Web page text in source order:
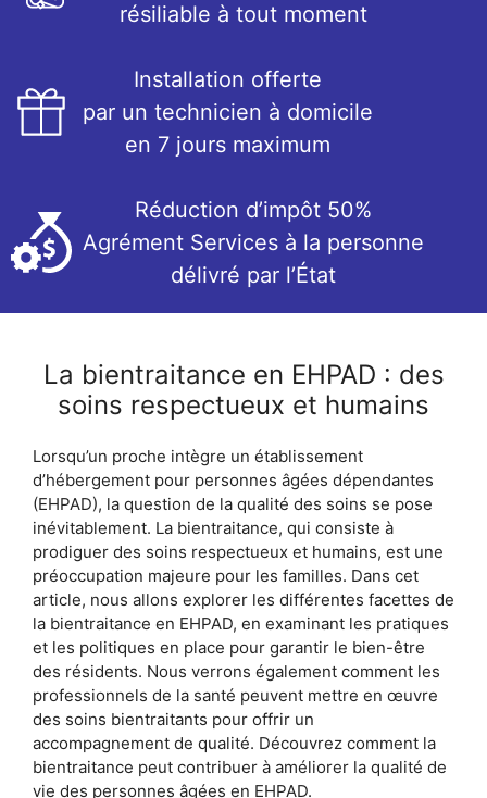
résiliable à tout moment
Installation offerte
par un technicien à domicile
en 7 jours maximum
Réduction d’impôt 50%
Agrément Services à la personne
délivré par l’État
La bientraitance en EHPAD : des
soins respectueux et humains
Lorsqu’un proche intègre un établissement
d’hébergement pour personnes âgées dépendantes
(EHPAD), la question de la qualité des soins se pose
inévitablement. La bientraitance, qui consiste à
prodiguer des soins respectueux et humains, est une
préoccupation majeure pour les familles. Dans cet
article, nous allons explorer les différentes facettes de
la bientraitance en EHPAD, en examinant les pratiques
et les politiques en place pour garantir le bien-être
des résidents. Nous verrons également comment les
professionnels de la santé peuvent mettre en œuvre
des soins bientraitants pour offrir un
accompagnement de qualité. Découvrez comment la
bientraitance peut contribuer à améliorer la qualité de
vie des personnes âgées en EHPAD.